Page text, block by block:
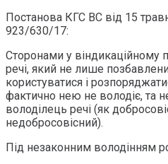
Постанова КГС ВС від 15
923/630/17:
Сторонами у віндикаційному
речі, який не лише
користуватися і
фактично нею не володіє, та
володілець речі (як
недобросовісний).
Під незаконним володінням